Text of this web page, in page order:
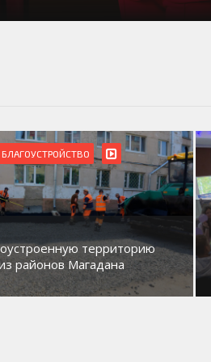
БЛАГОУСТРОЙСТВО
территорию
районов Магадана